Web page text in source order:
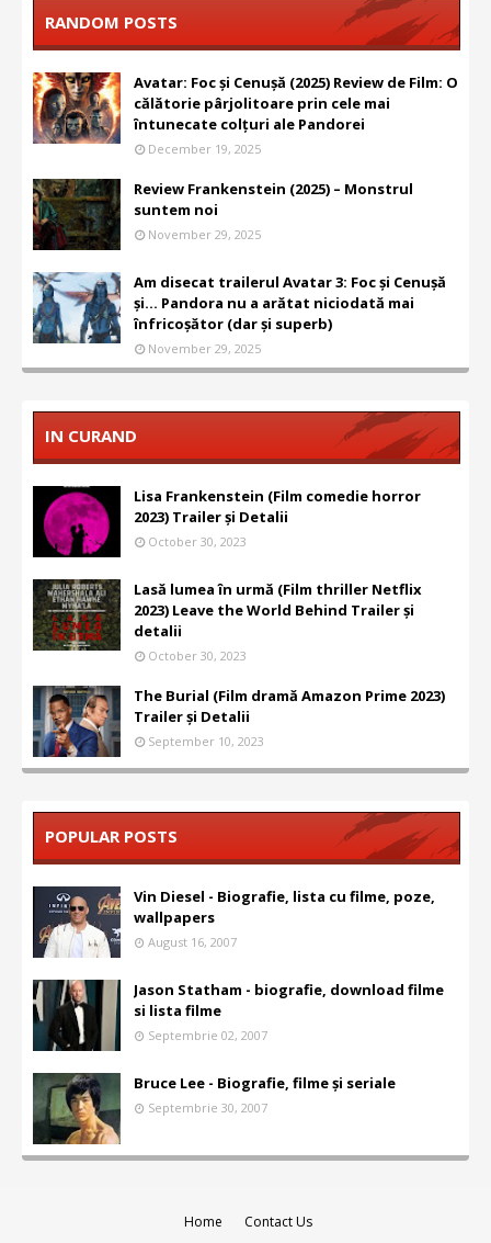
RANDOM POSTS
Avatar: Foc și Cenușă (2025) Review de Film: O
călătorie pârjolitoare prin cele mai
întunecate colțuri ale Pandorei
December 19, 2025
Review Frankenstein (2025) – Monstrul
suntem noi
November 29, 2025
Am disecat trailerul Avatar 3: Foc și Cenușă
și... Pandora nu a arătat niciodată mai
înfricoșător (dar și superb)
November 29, 2025
IN CURAND
Lisa Frankenstein (Film comedie horror
2023) Trailer și Detalii
October 30, 2023
Lasă lumea în urmă (Film thriller Netflix
2023) Leave the World Behind Trailer și
detalii
October 30, 2023
The Burial (Film dramă Amazon Prime 2023)
Trailer și Detalii
September 10, 2023
POPULAR POSTS
Vin Diesel - Biografie, lista cu filme, poze,
wallpapers
August 16, 2007
Jason Statham - biografie, download filme
si lista filme
Septembrie 02, 2007
Bruce Lee - Biografie, filme și seriale
Septembrie 30, 2007
Home Contact Us